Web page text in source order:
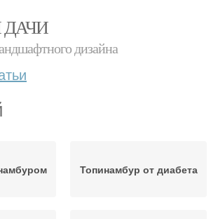
дизайна
Топинамбур от диабета